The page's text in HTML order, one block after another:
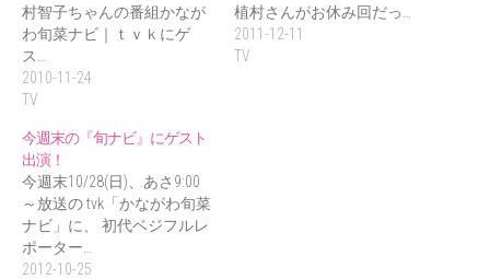
村智子ちゃんの番組かなが
わ旬菜ナビ｜ｔｖｋにゲ
ス…
2010-11-24
TV
植村さんがお休み回だっ…
2011-12-11
TV
今週末の『旬ナビ』にゲスト
出演！
今週末10/28(日)、あさ9:00
～放送の tvk「かながわ旬菜
ナビ」に、 初代ベジフルレ
ポーター…
2012-10-25